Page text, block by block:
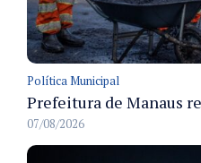
Política Municipal
07/08/2026